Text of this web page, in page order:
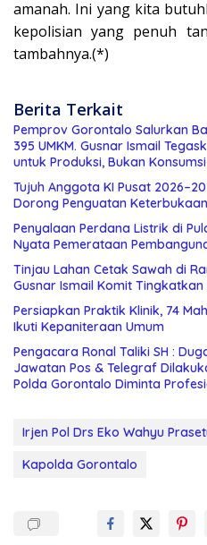
amanah. Ini yang kita
kepolisian yang penuh
tambahnya.(*)
Berita Terkait
Pemprov Gorontalo Salurkan
395 UMKM. Gusnar Ismail
untuk Produksi, Bukan Konsumsi
Tujuh Anggota KI Pusat
Dorong Penguatan
Penyalaan Perdana Listrik di
Nyata Pemerataan
Tinjau Lahan Cetak Sawah di
Gusnar Ismail Komit
Persiapkan Praktik Klinik, 74
Ikuti Kepaniteraan Umum
Pengacara Ronal Taliki SH :
Jawatan Pos & Telegraf Dilakukan Terstruktur dan
Polda Gorontalo Diminta
Irjen Pol Drs Eko Wahyu
Kapolda Gorontalo